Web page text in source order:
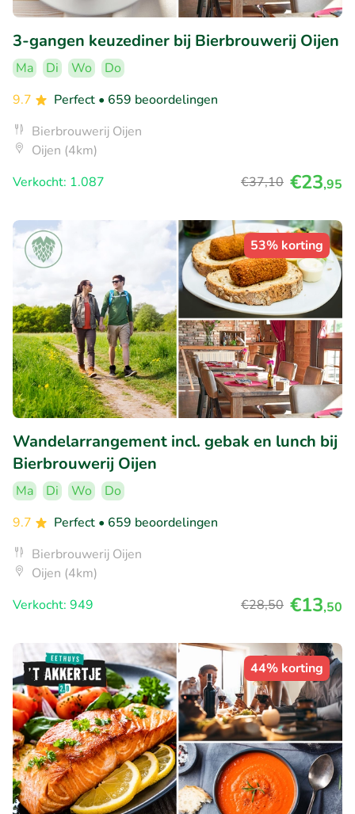
3-gangen keuzediner bij Bierbrouwerij Oijen
Ma Di Wo
Do
9.7
Perfect • 659 beoordelingen
Bierbrouwerij Oijen
Oijen (4km)
Verkocht: 1.087
€37,10 €23,95
53% korting
Wandelarrangement incl. gebak en lunch bij
Bierbrouwerij Oijen
Ma Di Wo
Do
9.7
Perfect • 659 beoordelingen
Bierbrouwerij Oijen
Oijen (4km)
Verkocht: 949
€28,50 €13,50
44% korting